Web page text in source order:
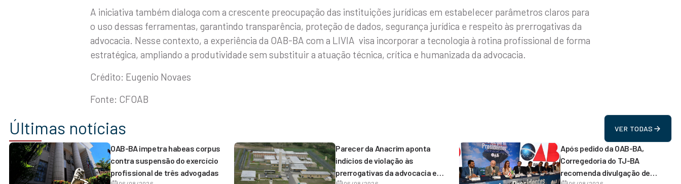
A iniciativa também dialoga com a crescente preocupação das instituições jurídicas em estabelecer parâmetros claros para
o uso dessas ferramentas, garantindo transparência, proteção de dados, segurança jurídica e respeito às prerrogativas da
advocacia. Nesse contexto, a experiência da OAB-BA com a LIVIA visa incorporar a tecnologia à rotina profissional de forma
estratégica, ampliando a produtividade sem substituir a atuação técnica, crítica e humanizada da advocacia.
Crédito: Eugenio Novaes
Fonte: CFOAB
Últimas notícias VER TODAS
OAB-BA impetra habeas corpus
contra suspensão do exercício
profissional de três advogadas
Parecer da Anacrim aponta
indícios de violação às
prerrogativas da advocacia em
Após pedido da OAB-BA,
Corregedoria do TJ-BA
recomenda divulgação de